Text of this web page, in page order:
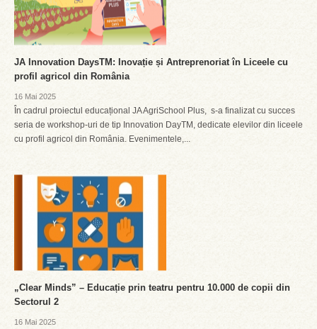
JA Innovation DaysTM: Inovație și Antreprenoriat în Liceele cu
profil agricol din România
16 Mai 2025
În cadrul proiectul educațional JA AgriSchool Plus, s-a finalizat cu succes
seria de workshop-uri de tip Innovation DayTM, dedicate elevilor din liceele
cu profil agricol din România. Evenimentele,...
„Clear Minds” – Educație prin teatru pentru 10.000 de copii din
Sectorul 2
16 Mai 2025